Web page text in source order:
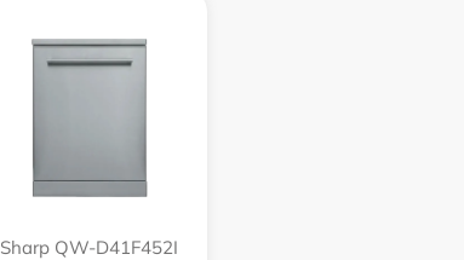
Sharp QW-D41F452I